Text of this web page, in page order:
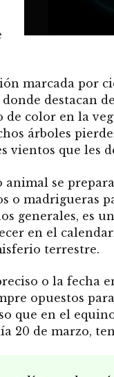
marcada por
destacan
color en la
árboles
vientos que les
animal se
o madrigueras
generales, es
en el
terrestre.
o la fecha
opuestos
que en el
20 de marzo,